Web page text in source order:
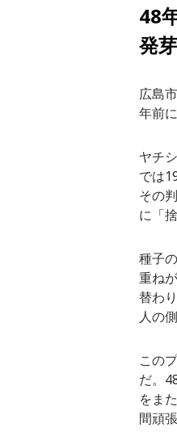
48
発芽
広島
年前
ヤチ
では
その
に「
種子
重ね
替わ
人の
この
だ。
をま
間頑